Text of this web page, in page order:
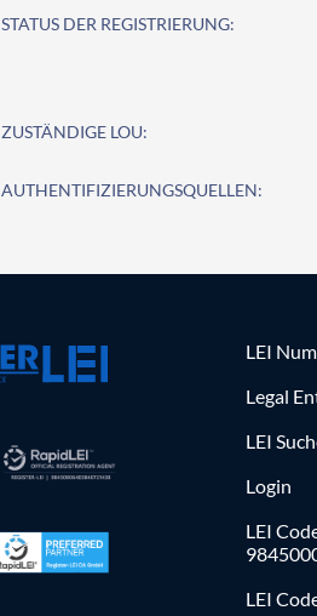
STATUS DER REGISTRIERUNG:
ZUSTÄNDIGE LOU:
AUTHENTIFIZIERUNGSQUELLEN:
LEI
Legal
LEI
Login
LEI
LEI